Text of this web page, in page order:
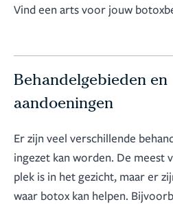
Vind een arts voor jouw
Behandelgebieden en
aandoeningen
Er zijn veel verschillende
ingezet kan worden. De meest
plek is in het gezicht, maar er
waar botox kan helpen.